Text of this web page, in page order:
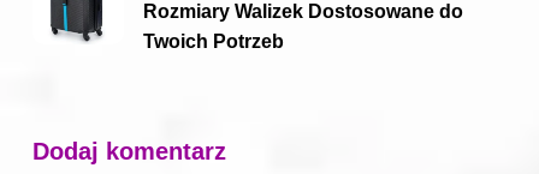
Rozmiary Walizek Dostosowane do
Twoich Potrzeb
Dodaj komentarz